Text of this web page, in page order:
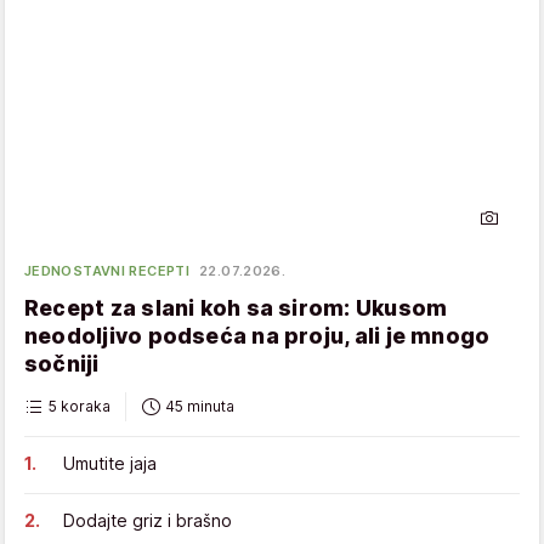
JEDNOSTAVNI RECEPTI 22.07.2026.
Recept za slani koh sa sirom: Ukusom
neodoljivo podseća na proju, ali je mnogo
sočniji
5 koraka 45 minuta
Umutite jaja
Dodajte griz i brašno